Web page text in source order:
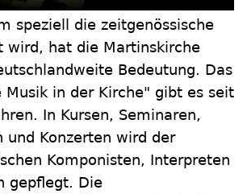
speziell die zeitgenössische
wird, hat die Martinskirche
Bedeutung. Das
Musik in der Kirche" gibt es seit
In Kursen, Seminaren,
und Konzerten wird der
Komponisten, Interpreten
gepflegt. Die